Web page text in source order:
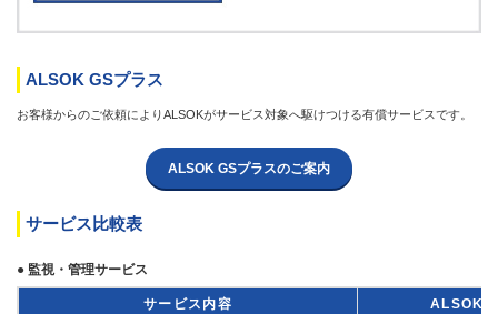
ALSOK GSプラス
お客様からのご依頼によりALSOKがサービス対象へ駆けつける有償サービスです。
ALSOK GSプラスのご案内
サービス比較表
● 監視・管理サービス
サービス内容 ALSOK-